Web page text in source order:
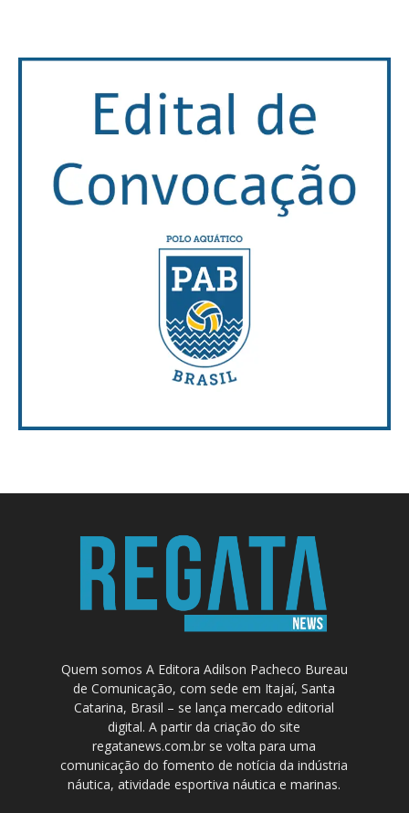
Quem somos A Editora Adilson Pacheco Bureau
de Comunicação, com sede em Itajaí, Santa
Catarina, Brasil – se lança mercado editorial
digital. A partir da criação do site
regatanews.com.br se volta para uma
comunicação do fomento de notícia da indústria
náutica, atividade esportiva náutica e marinas.